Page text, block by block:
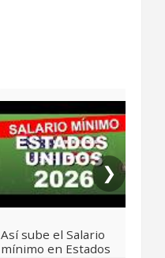
Así sube el Salario
mínimo en Estados
❯